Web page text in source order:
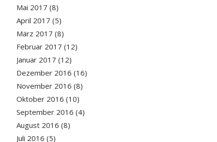
Mai 2017 (8)
April 2017 (5)
März 2017 (8)
Februar 2017 (12)
Januar 2017 (12)
Dezember 2016 (16)
November 2016 (8)
Oktober 2016 (10)
September 2016 (4)
August 2016 (8)
Juli 2016 (5)